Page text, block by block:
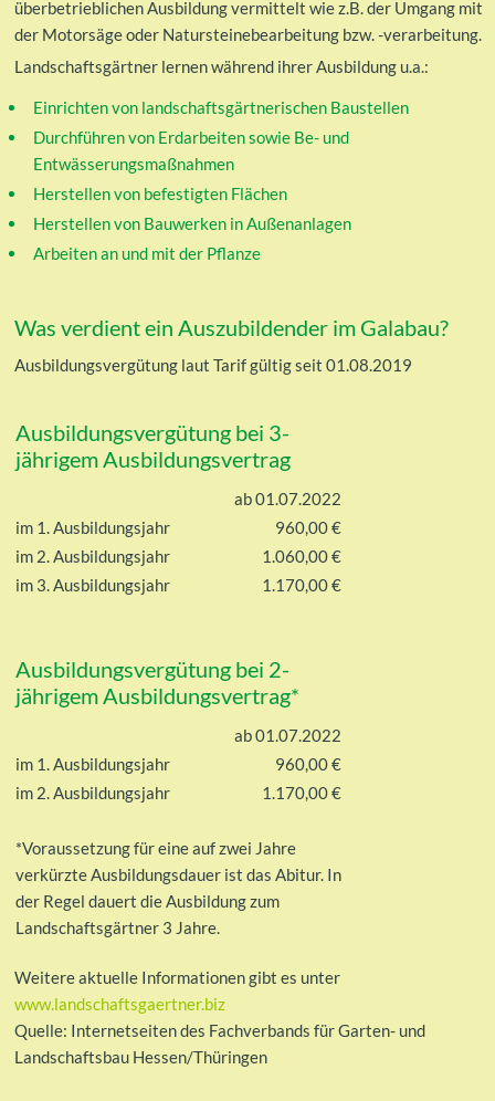
überbetrieblichen Ausbildung vermittelt wie z.B. der Umgang mit
der Motorsäge oder Natursteinebearbeitung bzw. -verarbeitung.
Landschaftsgärtner lernen während ihrer Ausbildung u.a.:
Einrichten von landschaftsgärtnerischen Baustellen
Durchführen von Erdarbeiten sowie Be- und
Entwässerungsmaßnahmen
Herstellen von befestigten Flächen
Herstellen von Bauwerken in Außenanlagen
Arbeiten an und mit der Pflanze
Was verdient ein Auszubildender im Galabau?
Ausbildungsvergütung laut Tarif gültig seit 01.08.2019
Ausbildungsvergütung bei 3-
jährigem Ausbildungsvertrag
ab 01.07.2022
im 1. Ausbildungsjahr
960,00 €
im 2. Ausbildungsjahr
1.060,00 €
im 3. Ausbildungsjahr
1.170,00 €
Ausbildungsvergütung bei 2-
jährigem Ausbildungsvertrag*
ab 01.07.2022
im 1. Ausbildungsjahr
960,00 €
im 2. Ausbildungsjahr
1.170,00 €
*Voraussetzung für eine auf zwei Jahre
verkürzte Ausbildungsdauer ist das Abitur. In
der Regel dauert die Ausbildung zum
Landschaftsgärtner 3 Jahre.
Weitere aktuelle Informationen gibt es unter
www.landschaftsgaertner.biz
Quelle: Internetseiten des Fachverbands für Garten- und
Landschaftsbau Hessen/Thüringen